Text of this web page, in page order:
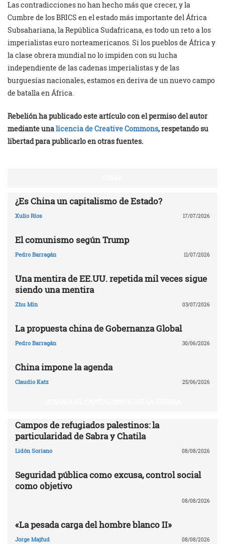
Las contradicciones no han hecho más que crecer, y la
Cumbre de los BRICS en el estado más importante del África
Subsahariana, la República Sudafricana, es todo un reto a los
imperialistas euro norteamericanos. Si los pueblos de África y
la clase obrera mundial no lo impiden con su lucha
independiente de las cadenas imperialistas y de las
burguesías nacionales, estamos en deriva de un nuevo campo
de batalla en África.
Rebelión ha publicado este artículo con el permiso del autor
mediante unalicencia de Creative Commons, respetando su
libertad para publicarlo en otras fuentes.
¿Es China un capitalismo de Estado?
Xulio Ríos 17/07/2026
El comunismo según Trump
Pedro Barragán 11/07/2026
Una mentira de EE.UU. repetida mil veces sigue
siendo una mentira
Zhu Min 03/07/2026
La propuesta china de Gobernanza Global
Pedro Barragán 30/06/2026
China impone la agenda
Claudio Katz 25/06/2026
Campos de refugiados palestinos: la
particularidad de Sabra y Chatila
Lidón Soriano 08/08/2026
Seguridad pública como excusa, control social
como objetivo
08/08/2026
«La pesada carga del hombre blanco II»
Jorge Majfud 08/08/2026